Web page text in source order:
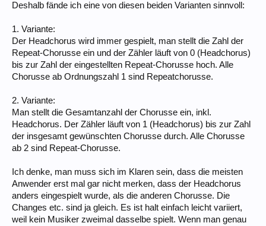
Deshalb fände ich eine von diesen beiden Varianten sinnvoll:
1. Variante:
Der Headchorus wird immer gespielt, man stellt die Zahl der
Repeat-Chorusse ein und der Zähler läuft von 0 (Headchorus)
bis zur Zahl der eingestellten Repeat-Chorusse hoch. Alle
Chorusse ab Ordnungszahl 1 sind Repeatchorusse.
2. Variante:
Man stellt die Gesamtanzahl der Chorusse ein, inkl.
Headchorus. Der Zähler läuft von 1 (Headchorus) bis zur Zahl
der insgesamt gewünschten Chorusse durch. Alle Chorusse
ab 2 sind Repeat-Chorusse.
Ich denke, man muss sich im Klaren sein, dass die meisten
Anwender erst mal gar nicht merken, dass der Headchorus
anders eingespielt wurde, als die anderen Chorusse. Die
Changes etc. sind ja gleich. Es ist halt einfach leicht variiert,
weil kein Musiker zweimal dasselbe spielt. Wenn man genau